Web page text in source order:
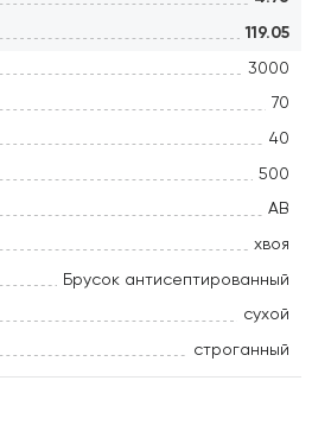
119.05
3000
70
40
500
АВ
хвоя
Брусок антисептированный
сухой
строганный